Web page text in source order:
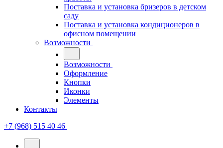
Поставка и установка бризеров в детском
саду
Поставка и установка кондиционеров в
офисном помещении
Возможности
Возможности
Оформление
Кнопки
Иконки
Элементы
Контакты
+7 (968) 515 40 46